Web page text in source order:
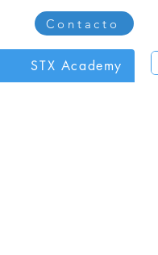
Contacto
STX Academy